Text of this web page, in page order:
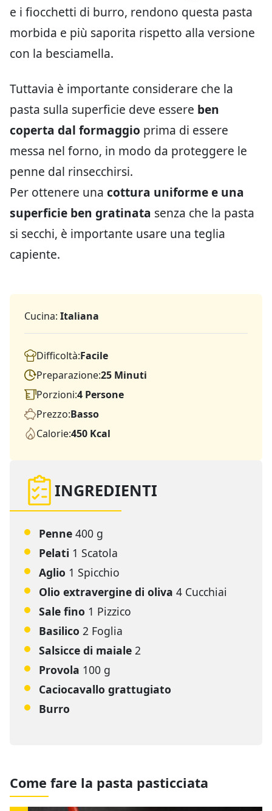
e i fiocchetti di burro, rendono questa pasta
morbida e più saporita rispetto alla versione
con la besciamella.
Tuttavia è importante considerare che la
pasta sulla superficie deve essere ben
coperta dal formaggio prima di essere
messa nel forno, in modo da proteggere le
penne dal rinsecchirsi.
Per ottenere una cottura uniforme e una
superficie ben gratinata senza che la pasta
si secchi, è importante usare una teglia
capiente.
Cucina: Italiana
Difficoltà:Facile
Preparazione:25 Minuti
Porzioni:4 Persone
Prezzo:Basso
Calorie:450 Kcal
INGREDIENTI
Penne 400 g
Pelati 1 Scatola
Aglio 1 Spicchio
Olio extravergine di oliva 4 Cucchiai
Sale fino 1 Pizzico
Basilico 2 Foglia
Salsicce di maiale 2
Provola 100 g
Caciocavallo grattugiato
Burro
Come fare la pasta pasticciata